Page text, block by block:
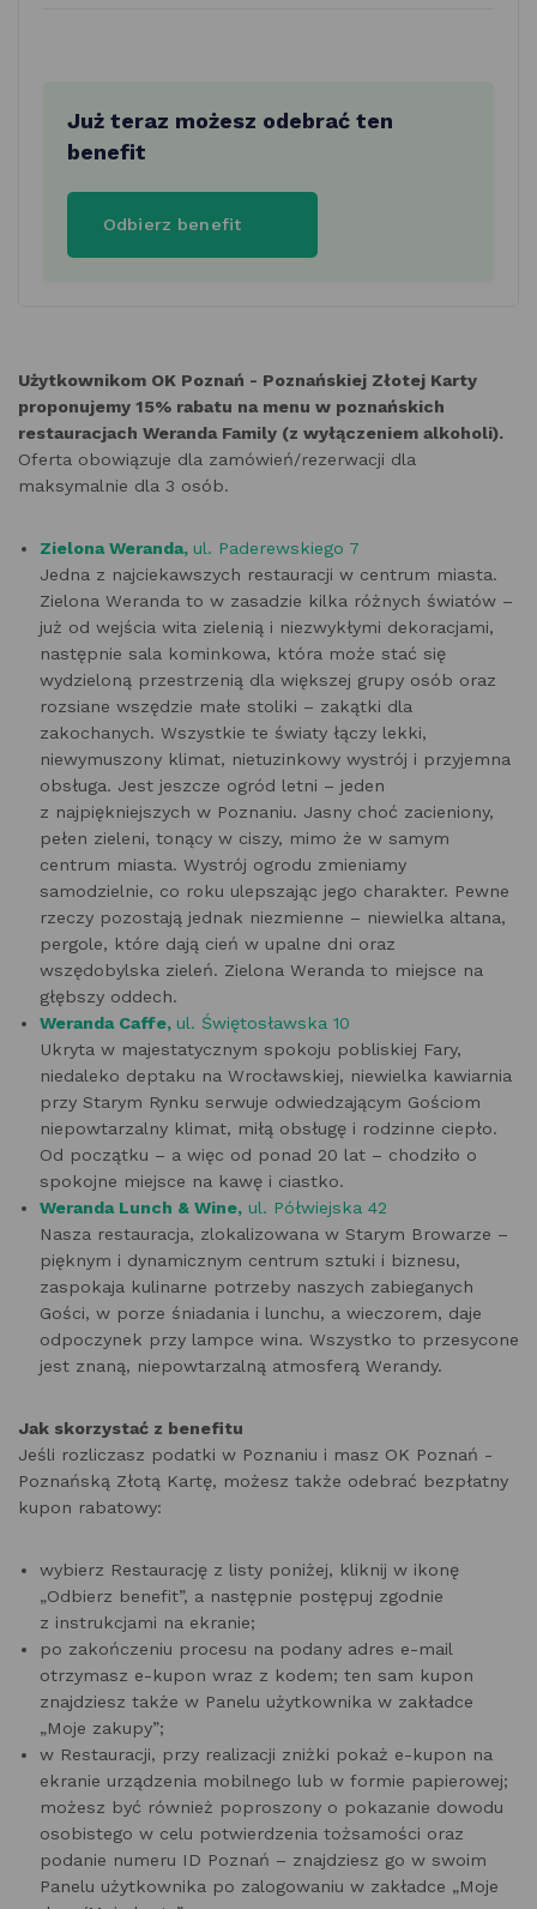
Już teraz możesz odebrać ten
benefit
Odbierz benefit
Użytkownikom OK Poznań - Poznańskiej Złotej Karty
proponujemy 15% rabatu na menu w poznańskich
restauracjach Weranda Family (z wyłączeniem alkoholi).
Oferta obowiązuje dla zamówień/rezerwacji dla
maksymalnie dla 3 osób.
Zielona Weranda, ul. Paderewskiego 7
Jedna z najciekawszych restauracji w centrum miasta.
Zielona Weranda to w zasadzie kilka różnych światów –
już od wejścia wita zielenią i niezwykłymi dekoracjami,
następnie sala kominkowa, która może stać się
wydzieloną przestrzenią dla większej grupy osób oraz
rozsiane wszędzie małe stoliki – zakątki dla
zakochanych. Wszystkie te światy łączy lekki,
niewymuszony klimat, nietuzinkowy wystrój i przyjemna
obsługa. Jest jeszcze ogród letni – jeden
z najpiękniejszych w Poznaniu. Jasny choć zacieniony,
pełen zieleni, tonący w ciszy, mimo że w samym
centrum miasta. Wystrój ogrodu zmieniamy
samodzielnie, co roku ulepszając jego charakter. Pewne
rzeczy pozostają jednak niezmienne – niewielka altana,
pergole, które dają cień w upalne dni oraz
wszędobylska zieleń. Zielona Weranda to miejsce na
głębszy oddech.
Weranda Caffe, ul. Świętosławska 10
Ukryta w majestatycznym spokoju pobliskiej Fary,
niedaleko deptaku na Wrocławskiej, niewielka kawiarnia
przy Starym Rynku serwuje odwiedzającym Gościom
niepowtarzalny klimat, miłą obsługę i rodzinne ciepło.
Od początku – a więc od ponad 20 lat – chodziło o
spokojne miejsce na kawę i ciastko.
Weranda Lunch & Wine, ul. Półwiejska 42
Nasza restauracja, zlokalizowana w Starym Browarze –
pięknym i dynamicznym centrum sztuki i biznesu,
zaspokaja kulinarne potrzeby naszych zabieganych
Gości, w porze śniadania i lunchu, a wieczorem, daje
odpoczynek przy lampce wina. Wszystko to przesycone
jest znaną, niepowtarzalną atmosferą Werandy.
Jak skorzystać z benefitu
Jeśli rozliczasz podatki w Poznaniu i masz OK Poznań -
Poznańską Złotą Kartę, możesz także odebrać bezpłatny
kupon rabatowy:
wybierz Restaurację z listy poniżej, kliknij w ikonę
„Odbierz benefit”, a następnie postępuj zgodnie
z instrukcjami na ekranie;
po zakończeniu procesu na podany adres e-mail
otrzymasz e-kupon wraz z kodem; ten sam kupon
znajdziesz także w Panelu użytkownika w zakładce
„Moje zakupy”;
w Restauracji, przy realizacji zniżki pokaż e-kupon na
ekranie urządzenia mobilnego lub w formie papierowej;
możesz być również poproszony o pokazanie dowodu
osobistego w celu potwierdzenia tożsamości oraz
podanie numeru ID Poznań – znajdziesz go w swoim
Panelu użytkownika po zalogowaniu w zakładce „Moje